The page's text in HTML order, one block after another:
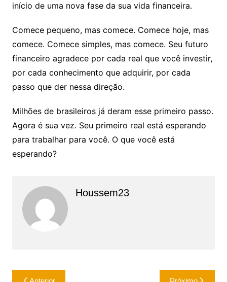
início de uma nova fase da sua vida financeira.
Comece pequeno, mas comece. Comece hoje, mas
comece. Comece simples, mas comece. Seu futuro
financeiro agradece por cada real que você investir,
por cada conhecimento que adquirir, por cada
passo que der nessa direção.
Milhões de brasileiros já deram esse primeiro passo.
Agora é sua vez. Seu primeiro real está esperando
para trabalhar para você. O que você está
esperando?
Houssem23
Navegação